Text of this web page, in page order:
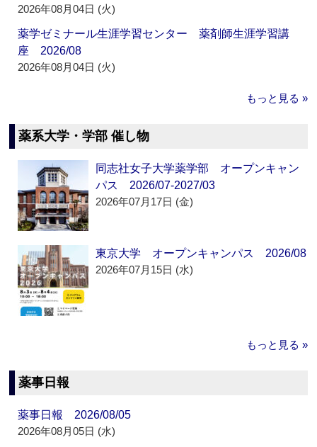
2026年08月04日 (火)
薬学ゼミナール生涯学習センター 薬剤師生涯学習講
座 2026/08
2026年08月04日 (火)
もっと見る »
薬系大学・学部 催し物
同志社女子大学薬学部 オープンキャン
パス 2026/07-2027/03
2026年07月17日 (金)
東京大学 オープンキャンパス 2026/08
2026年07月15日 (水)
もっと見る »
薬事日報
薬事日報 2026/08/05
2026年08月05日 (水)